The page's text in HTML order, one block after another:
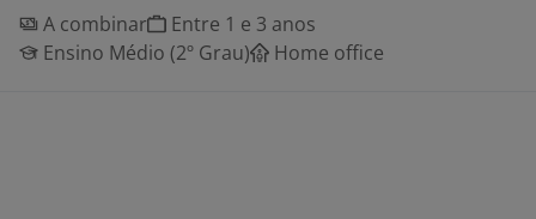
A combinar
Entre 1 e 3 anos
Ensino Médio (2º Grau)
Home office